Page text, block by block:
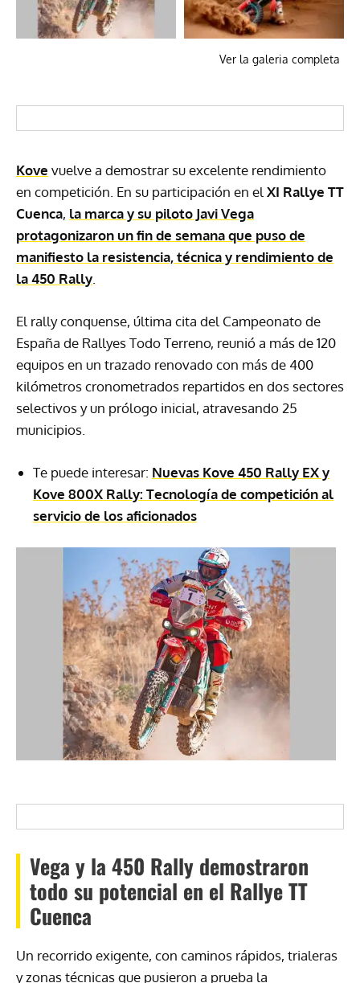
Ver la galeria completa
Kove vuelve a demostrar su excelente rendimiento
en competición. En su participación en el XI Rallye TT
Cuenca, la marca y su piloto Javi Vega
protagonizaron un fin de semana que puso de
manifiesto la resistencia, técnica y rendimiento de
la 450 Rally
El rally conquense, última cita del Campeonato de
España de Rallyes Todo Terreno, reunió a más de 120
equipos en un trazado renovado con más de 400
kilómetros cronometrados repartidos en dos sectores
selectivos y un prólogo inicial, atravesando 25
municipios.
Te puede interesar: Nuevas Kove 450 Rally EX y
Kove 800X Rally: Tecnología de competición al
servicio de los aficionados
Vega y la 450 Rally demostraron
todo su potencial en el Rallye TT
Cuenca
Un recorrido exigente, con caminos rápidos, trialeras
y zonas técnicas que pusieron a prueba la